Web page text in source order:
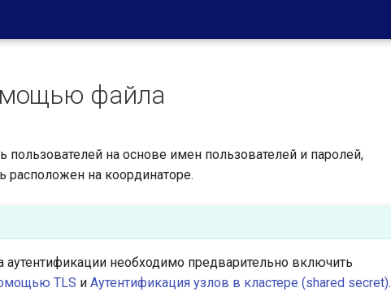
файла
пользователей на основе имен пользователей и паролей,
на координаторе.
необходимо предварительно включить
TLS и Аутентификация узлов в кластере (shared secret).